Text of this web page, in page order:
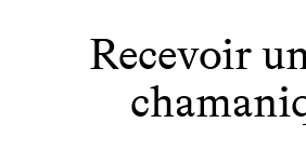
Recevoir